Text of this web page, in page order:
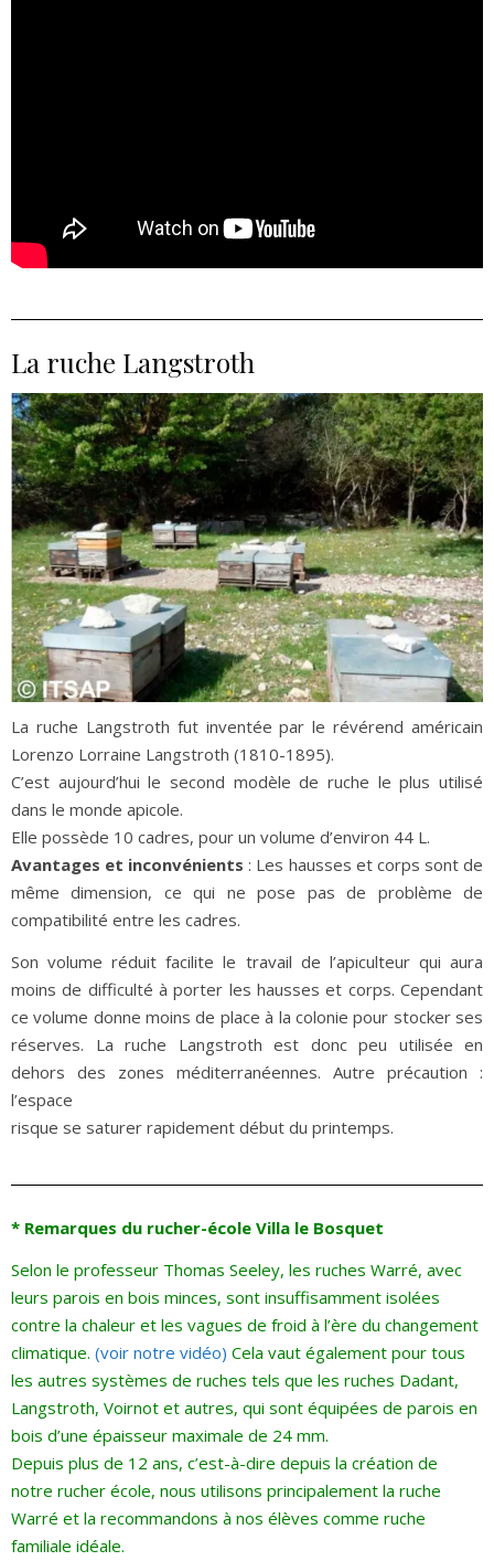
La ruche Langstroth
La ruche Langstroth fut inventée par le révérend américain
Lorenzo Lorraine Langstroth (1810-1895).
C’est aujourd’hui le second modèle de ruche le plus utilisé
dans le monde apicole.
Elle possède 10 cadres, pour un volume d’environ 44 L.
Avantages et inconvénients : Les hausses et corps sont de
même dimension, ce qui ne pose pas de problème de
compatibilité entre les cadres.
Son volume réduit facilite le travail de l’apiculteur qui aura
moins de difficulté à porter les hausses et corps. Cependant
ce volume donne moins de place à la colonie pour stocker ses
réserves. La ruche Langstroth est donc peu utilisée en
dehors des zones méditerranéennes. Autre précaution :
l’espace
risque se saturer rapidement début du printemps.
* Remarques du rucher-école Villa le Bosquet
Selon le professeur Thomas Seeley, les ruches Warré, avec
leurs parois en bois minces, sont insuffisamment isolées
contre la chaleur et les vagues de froid à l’ère du changement
climatique. (voir notre vidéo) Cela vaut également pour tous
les autres systèmes de ruches tels que les ruches Dadant,
Langstroth, Voirnot et autres, qui sont équipées de parois en
bois d’une épaisseur maximale de 24 mm.
Depuis plus de 12 ans, c’est-à-dire depuis la création de
notre rucher école, nous utilisons principalement la ruche
Warré et la recommandons à nos élèves comme ruche
familiale idéale.